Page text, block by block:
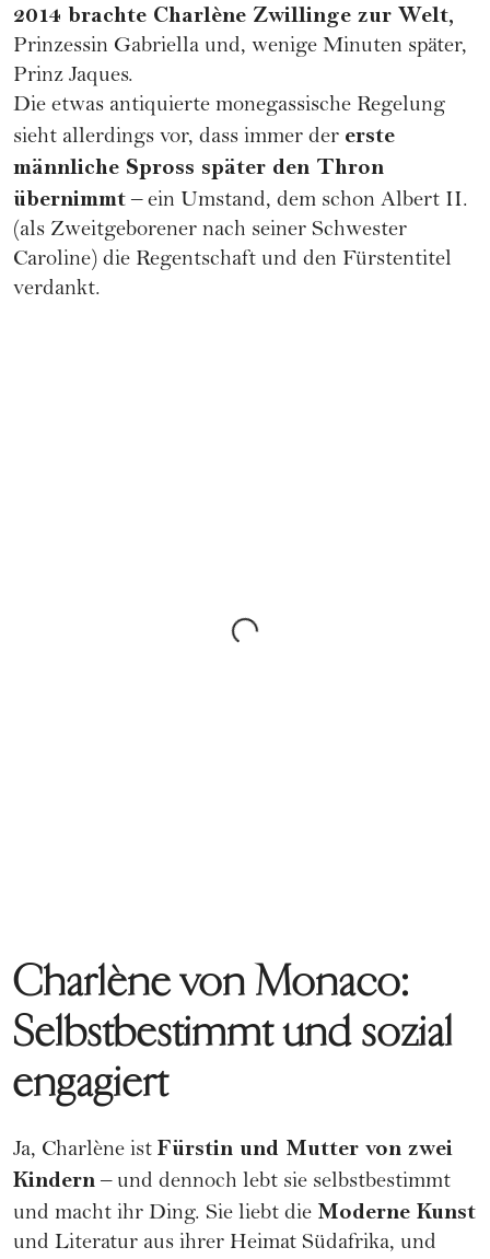
2014 brachte Charlène Zwillinge zur Welt,
Prinzessin Gabriella und, wenige Minuten später,
Prinz Jaques.
Die etwas antiquierte monegassische Regelung
sieht allerdings vor, dass immer der erste
männliche Spross später den Thron
übernimmt– ein Umstand, dem schon Albert II.
(als Zweitgeborener nach seiner Schwester
Caroline) die Regentschaft und den Fürstentitel
verdankt.
Charlène von Monaco:
Selbstbestimmt und sozial
engagiert
Ja, Charlène ist Fürstin und Mutter von zwei
Kindern– und dennoch lebt sie selbstbestimmt
und macht ihr Ding. Sie liebt die Moderne Kunst
und Literatur aus ihrer Heimat Südafrika, und